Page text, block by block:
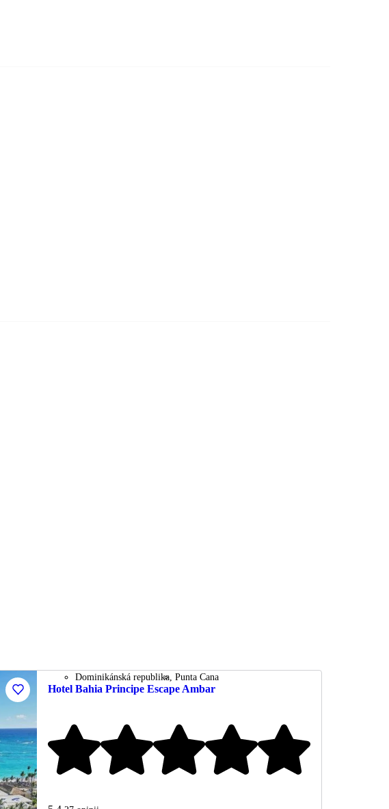
Dominikánská republika Punta Cana
Hotel Bahia Principe Escape Ambar